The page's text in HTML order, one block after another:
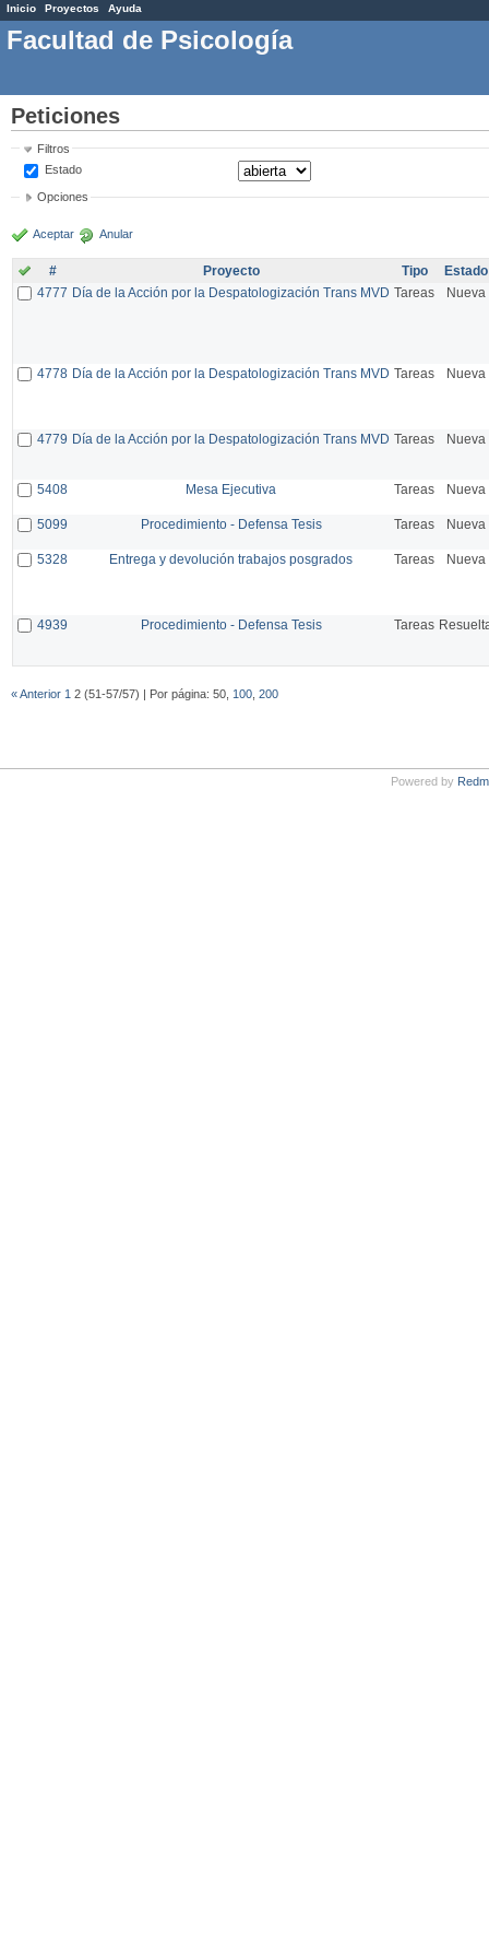
Inicio Proyectos Ayuda
Facultad de Psicología
Peticiones
Filtros
Estado
Opciones
Aceptar Anular
# Proyecto Tipo
Estado
4777 Día de la Acción por la Despatologización Trans MVD Tareas Nueva
4778 Día de la Acción por la Despatologización Trans MVD Tareas Nueva
4779 Día de la Acción por la Despatologización Trans MVD Tareas Nueva
5408 Mesa Ejecutiva Tareas Nueva
5099 Procedimiento - Defensa Tesis Tareas Nueva
5328 Entrega y devolución trabajos posgrados Tareas Nueva
4939 Procedimiento - Defensa Tesis Tareas
« Anterior 1 2 (51-57/57) | Por página: 50, 100 200
Powered by